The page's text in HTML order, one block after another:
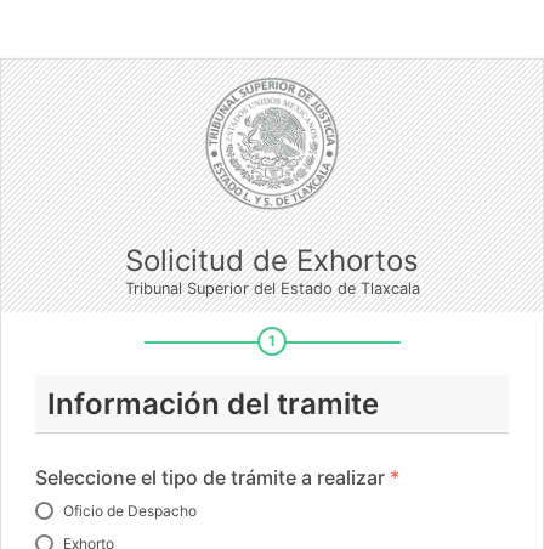
Solicitud de Exhortos
Tribunal Superior del Estado de Tlaxcala
1
Información del tramite
Seleccione el tipo de trámite a realizar *
Oficio de Despacho
Exhorto